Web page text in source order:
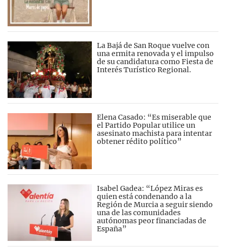
La Bajá de San Roque vuelve con
una ermita renovada y el impulso
de su candidatura como Fiesta de
Interés Turístico Regional.
Elena Casado: “Es miserable que
el Partido Popular utilice un
asesinato machista para intentar
obtener rédito político”
Isabel Gadea: “López Miras es
quien está condenando a la
Región de Murcia a seguir siendo
una de las comunidades
autónomas peor financiadas de
España”